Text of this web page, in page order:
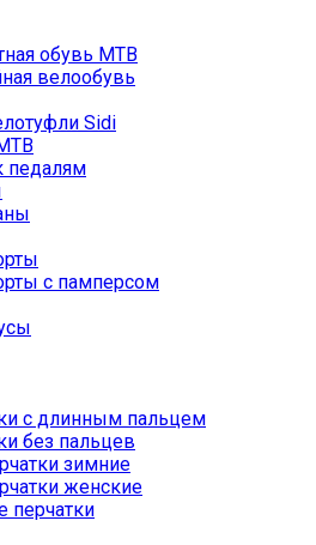
обувь MTB
велообувь
Sidi
с памперсом
с длинным пальцем
без пальцев
зимние
женские
перчатки